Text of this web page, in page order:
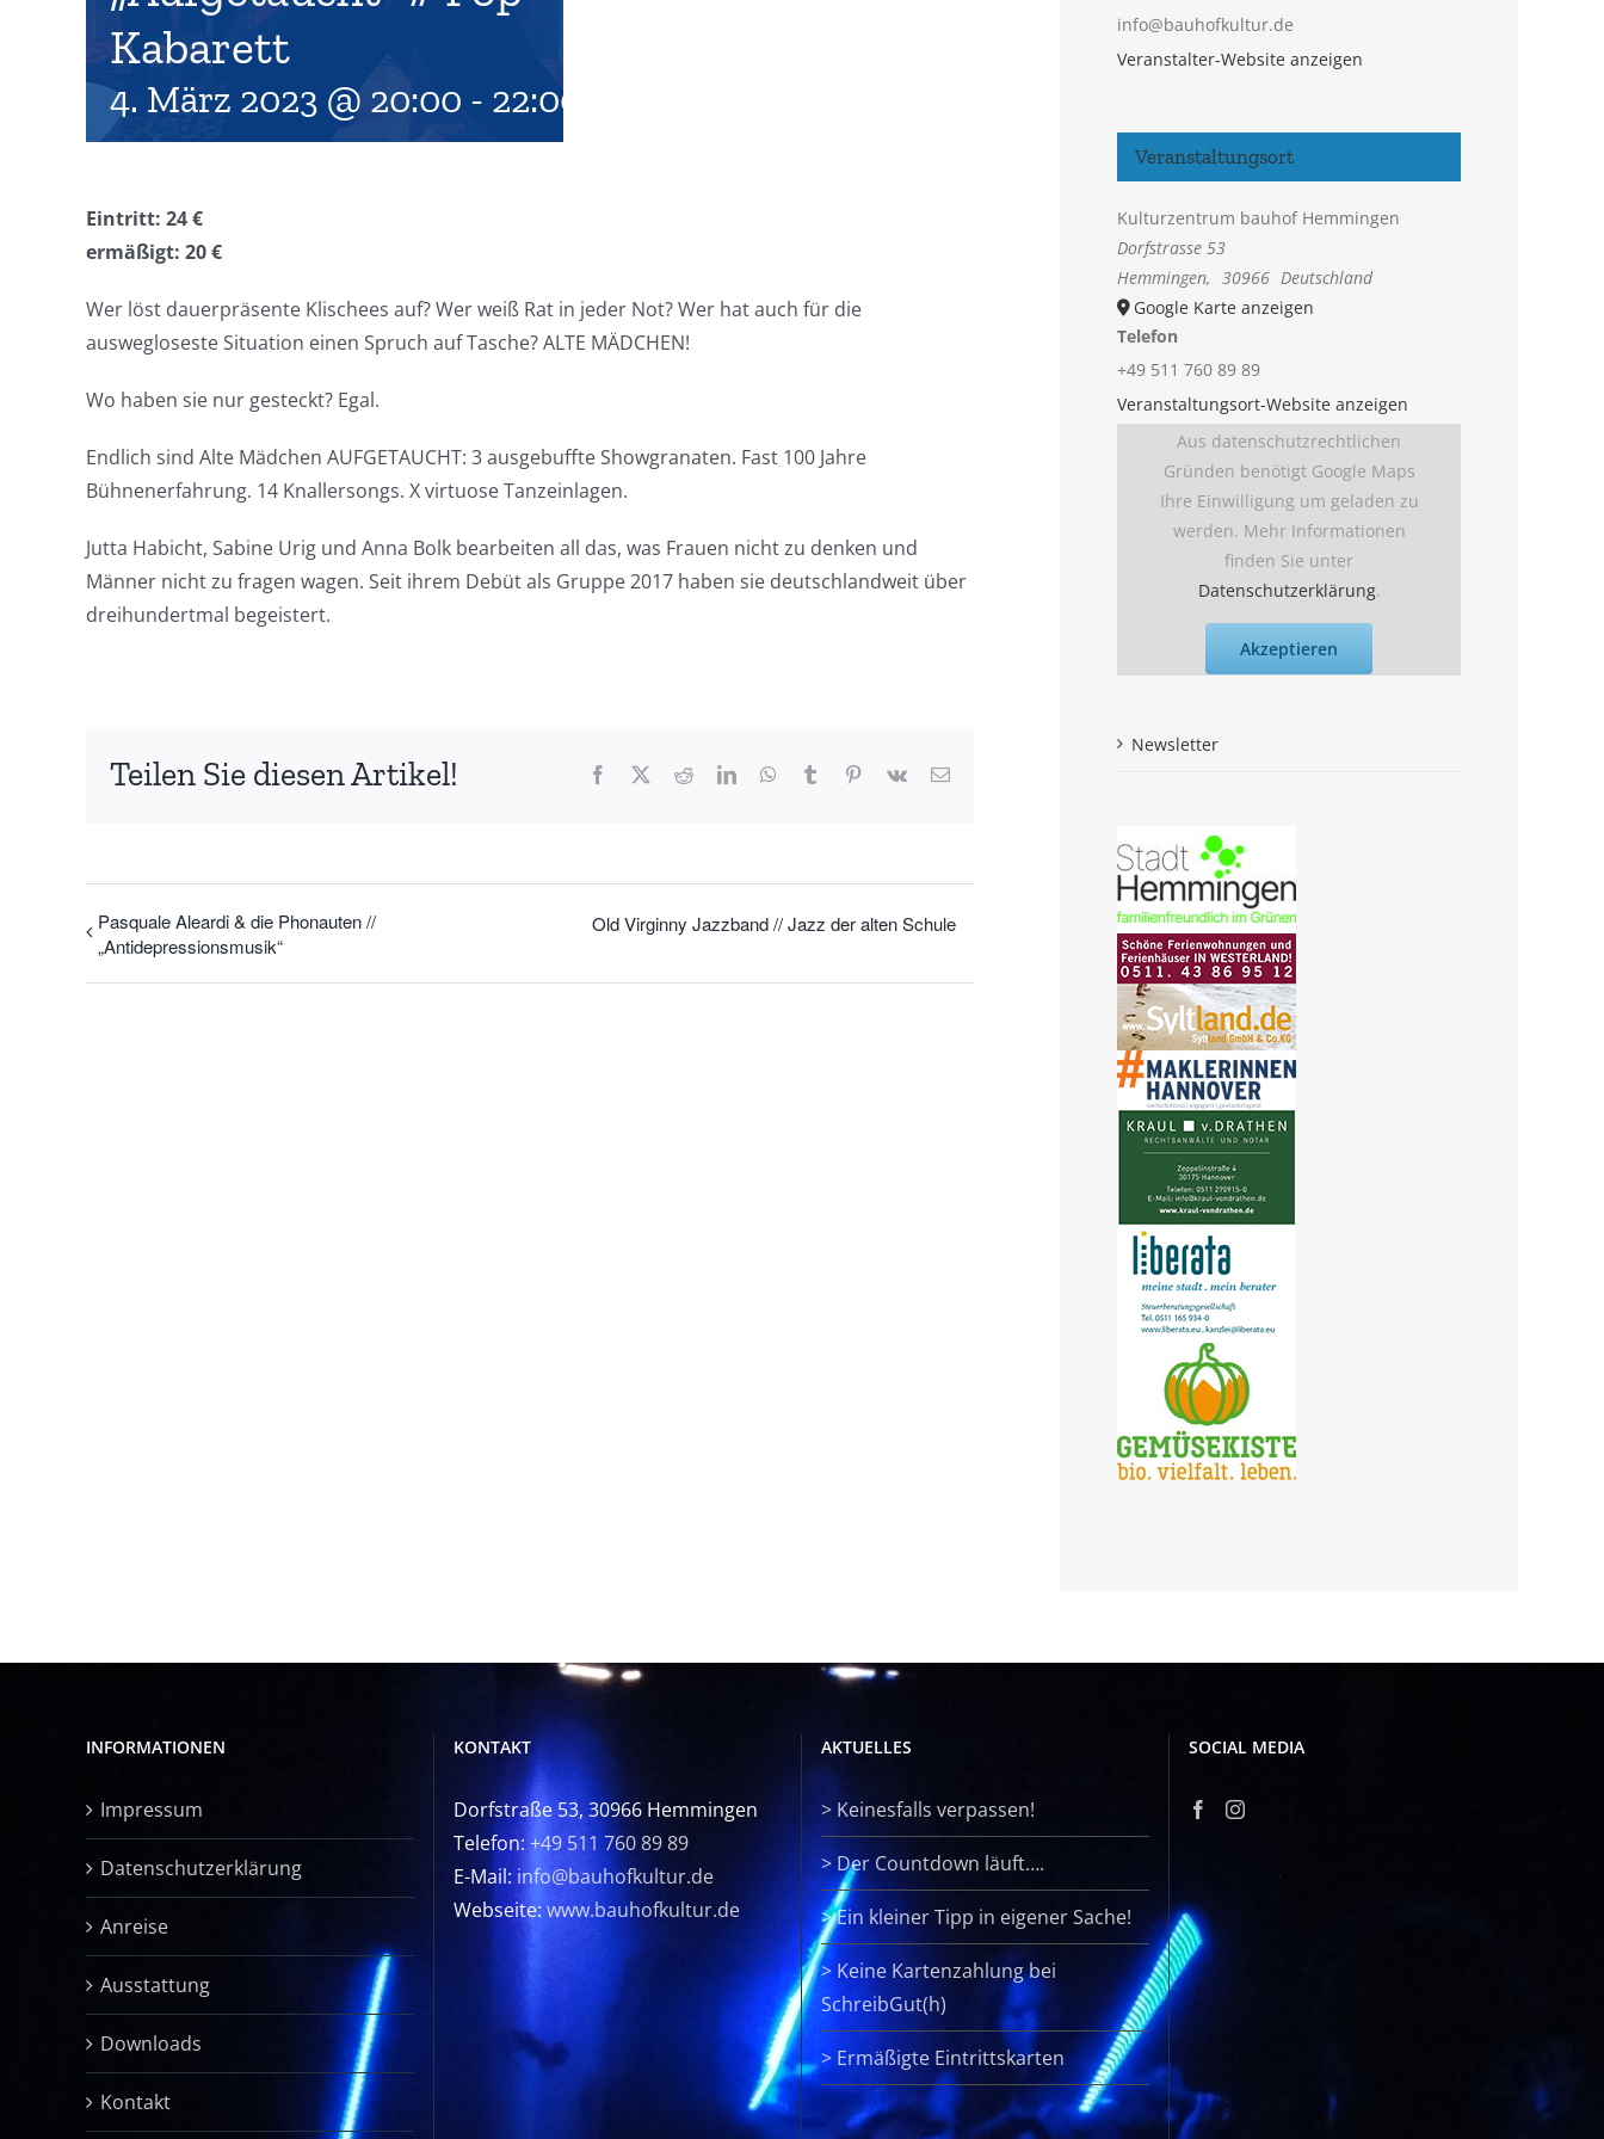
Kabarett
4. März 2023 @ 20:00 - 22:00
Eintritt: 24 €
ermäßigt: 20 €
Wer löst dauerpräsente Klischees auf? Wer weiß Rat in jeder Not? Wer hat auch für die
auswegloseste Situation einen Spruch auf Tasche? ALTE MÄDCHEN!
Wo haben sie nur gesteckt? Egal.
Endlich sind Alte Mädchen AUFGETAUCHT: 3 ausgebuffte Showgranaten. Fast 100 Jahre
Bühnenerfahrung. 14 Knallersongs. X virtuose Tanzeinlagen.
Jutta Habicht, Sabine Urig und Anna Bolk bearbeiten all das, was Frauen nicht zu denken und
Männer nicht zu fragen wagen. Seit ihrem Debüt als Gruppe 2017 haben sie deutschlandweit über
dreihundertmal begeistert.
Teilen Sie diesen Artikel! Facebook RedditLinkedInWhatsApp
Tumblr Pinterest
Vk
E-
Pasquale Aleardi & die Phonauten //
„Antidepressionsmusik“
Old Virginny Jazzband // Jazz der alten Schule
info@bauhofkultur.de
Veranstalter-Website anzeigen
Veranstaltungsort
Kulturzentrum bauhof Hemmingen
Dorfstrasse 53
Hemmingen, 30966 Deutschland
Google Karte anzeigen
Telefon
+49 511 760 89 89
Veranstaltungsort-Website anzeigen
Aus datenschutzrechtlichen
Gründen benötigt Google Maps
Ihre Einwilligung um geladen zu
werden. Mehr Informationen
finden Sie unter
Datenschutzerklärung.
Akzeptieren
Newsletter
INFORMATIONEN
Impressum
Datenschutzerklärung
Anreise
Ausstattung
Downloads
Kontakt
KONTAKT
Dorfstraße 53, 30966 Hemmingen
Telefon: +49 511 760 89 89
E-Mail: info@bauhofkultur.de
Webseite: www.bauhofkultur.de
AKTUELLES
> Keinesfalls verpassen!
>Der Countdown läuft….
>Ein kleiner Tipp in eigener Sache!
> Keine Kartenzahlung bei
SchreibGut(h)
> Ermäßigte Eintrittskarten
SOCIAL MEDIA